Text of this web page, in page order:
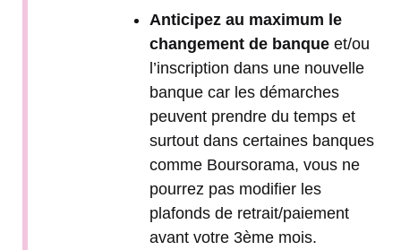
Anticipez au maximum le
changement de banque et/ou
l’inscription dans une nouvelle
banque car les démarches
peuvent prendre du temps et
surtout dans certaines banques
comme Boursorama, vous ne
pourrez pas modifier les
plafonds de retrait/paiement
avant votre 3ème mois.